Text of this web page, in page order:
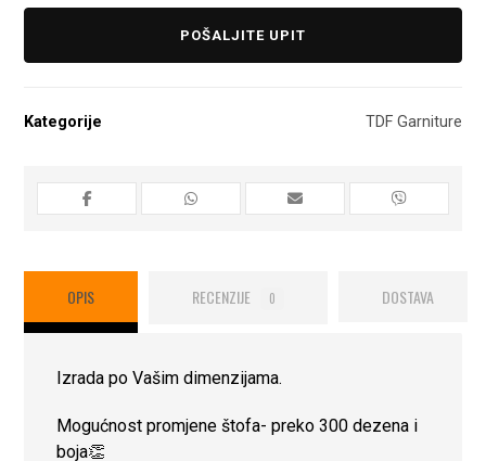
POŠALJITE UPIT
Kategorije TDF Garniture
OPIS RECENZIJE 0 DOSTAVA
Izrada po Vašim dimenzijama.
Mogućnost promjene štofa- preko 300 dezena i
boja👏